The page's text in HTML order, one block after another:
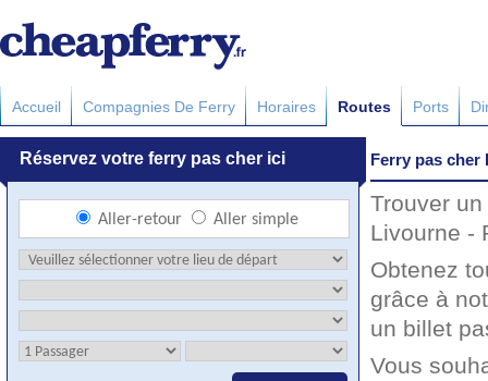
Accueil Compagnies De Ferry Horaires Routes Ports
Ferry pas cher
Trouver
Livourne -
Obtenez
grâce à
un billet
Vous